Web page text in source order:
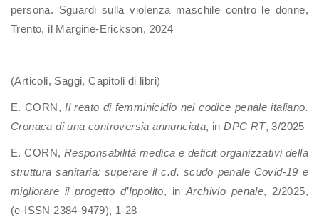
persona. Sguardi sulla violenza maschile contro le donne,
Trento, il Margine-Erickson, 2024
(Articoli, Saggi, Capitoli di libri)
E. CORN, Il reato di femminicidio nel codice penale italiano.
Cronaca di una controversia annunciata, inDPC RT, 3/2025
E. CORN, Responsabilità medica e deficit organizzativi della
struttura sanitaria: superare il c.d. scudo penale Covid-19 e
migliorare il progetto d’Ippolito, inArchivio penale, 2/2025,
(e-ISSN 2384-9479), 1-28